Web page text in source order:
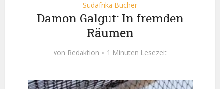
Südafrika Bücher
Damon Galgut: In fremden
Räumen
von Redaktion 1 Minuten Lesezeit